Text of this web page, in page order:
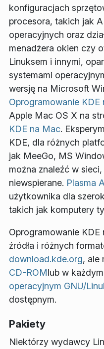
konfiguracjach
procesora, takich jak
operacyjnych oraz
menadżera okien czy
Linuksem i innymi,
systemami
wersję na Microsoft
Oprogramowanie KDE
Apple Mac OS X na
KDE na Mac.
KDE, dla różnych
jak MeeGo, MS
można znaleźć w
niewspierane. Plasma
użytkownika dla
takich jak komputery
Oprogramowanie
źródła i różnych
download.kde.org, ale
CD-ROMlub w każdym
operacyjnym GNU/
dostępnym.
Pakiety
Niektórzy wydawcy